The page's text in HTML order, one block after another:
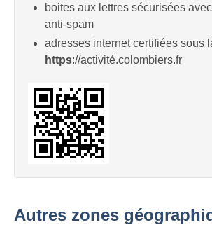
boites aux lettres sécurisées
anti-spam
adresses internet certifiées sous
https://activité.colombiers.fr
Autres zones